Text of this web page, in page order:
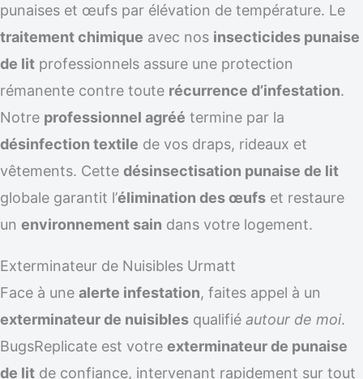
punaises et œufs par élévation de température. Le
traitement chimique avec nos insecticides punaise
de lit professionnels assure une protection
rémanente contre toute récurrence d’infestation.
Notre professionnel agréé termine par la
désinfection textile de vos draps, rideaux et
vêtements. Cette désinsectisation punaise de lit
globale garantit l’élimination des œufs et restaure
un environnement sain dans votre logement.
Exterminateur de Nuisibles Urmatt
Face à une alerte infestation, faites appel à un
exterminateur de nuisibles qualifié autour de moi.
BugsReplicate est votre exterminateur de punaise
de lit de confiance, intervenant rapidement sur tout